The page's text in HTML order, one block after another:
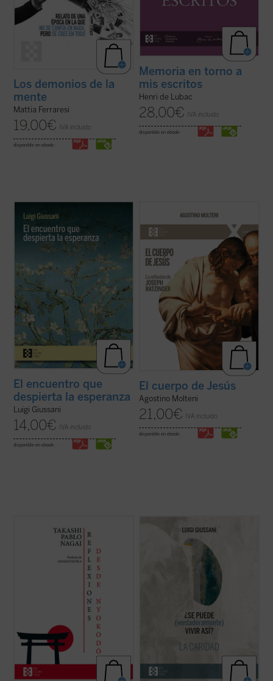
Los demonios de la
mente
Mattia Ferraresi
19,00€ IVA incluido
disponible en ebook:
Memoria en torno a
mis escritos
Henri de Lubac
28,00€ IVA incluido
disponible en ebook:
diálogo en asamblea y la síntesis, hasta
ahora inéditos, de Luigi Giussani con
jóvenes universitarios de Comunión y
Liberación en 1985. Giussani propone una
inversión de perspectiva: las necesidades
El encuentro que
despierta la esperanza
Luigi Giussani
14,00€ IVA incluido
disponible en ebook:
simples como profundas: ¿qué significa
que Jesús tuvo un cuerpo como el nuestro?
¿Cómo pensó Joseph Ratzinger el cuerpo
de Jesús? No como un detalle más de la fe
cristiana, sino como una clave para ...
ficha)
El cuerpo de Jesús
Agostino Molteni
21,00€ IVA incluido
disponible en ebook:
serie de escritos breves, meditaciones y
cartas suyas que conforman una obra
valiosísima para seguir, a través de una
intimidad familiar con él, los pasos de
Takashi hacia el encuentro final con ...
este tercer y último volumen dedicado a la
caridad, junto con su condición esencial, el
sacrificio, y su consecuencia práctica, la
(ver ficha)